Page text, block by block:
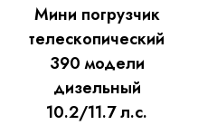
Мини погрузчик
телескопический
390 модели
дизельный
10.2/11.7 л.с.